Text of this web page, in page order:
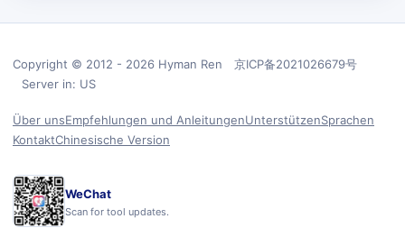
Copyright © 2012 - 2026 Hyman Ren 京ICP备2021026679号
Server in: US
Über unsEmpfehlungen und AnleitungenUnterstützenSprachen
KontaktChinesische Version
WeChat
Scan for tool updates.